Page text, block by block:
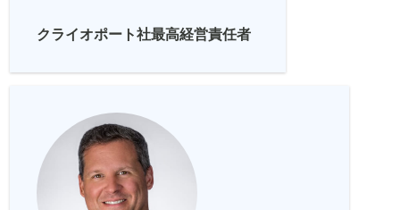
クライオポート社最高経営責任者